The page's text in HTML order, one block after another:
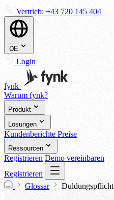
Vertrieb: +43 720 145 404
DE
Login
fynk
Warum fynk?
Produkt
Lösungen
Kundenberichte Preise
Ressourcen
Registrieren Demo vereinbaren
Registrieren
Glossar
Duldungspflicht